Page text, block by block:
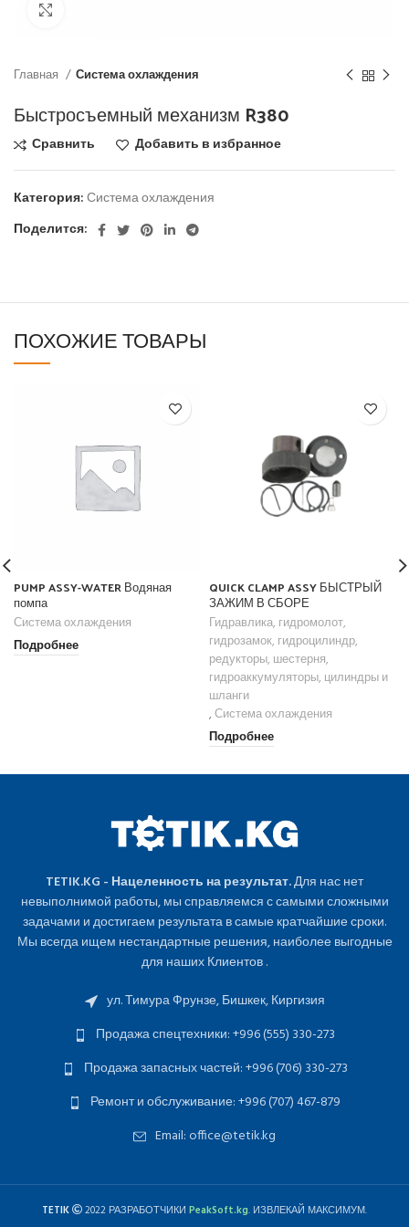
Главная Система охлаждения
Быстросъемный механизм R380
Сравнить Добавить в избранное
Категория:Система охлаждения
Поделится:
ПОХОЖИЕ ТОВАРЫ
PUMP ASSY-WATER Водяная
помпа
Система охлаждения
Подробнее
QUICK CLAMP ASSY БЫСТРЫЙ
ЗАЖИМ В СБОРЕ
Гидравлика, гидромолот,
гидрозамок, гидроцилиндр,
редукторы, шестерня,
гидроаккумуляторы, цилиндры и
шланги
, Система охлаждения
Подробнее
TETIK.KG - Нацеленность на результат.Для нас нет
невыполнимой работы, мы справляемся с самыми сложными
задачами и достигаем результата в самые кратчайшие сроки.
Мы всегда ищем нестандартные решения, наиболее выгодные
для наших Клиентов .
ул. Тимура Фрунзе, Бишкек, Киргизия
Продажа спецтехники: +996 (555) 330-273
Продажа запасных частей: +996 (706) 330-273
Ремонт и обслуживание: +996 (707) 467-879
Email: office@tetik.kg
TETIK 2022 РАЗРАБОТЧИКИ PeakSoft.kg. ИЗВЛЕКАЙ МАКСИМУМ.